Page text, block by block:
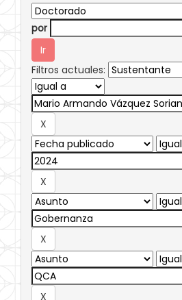
por
Filtros actuales: